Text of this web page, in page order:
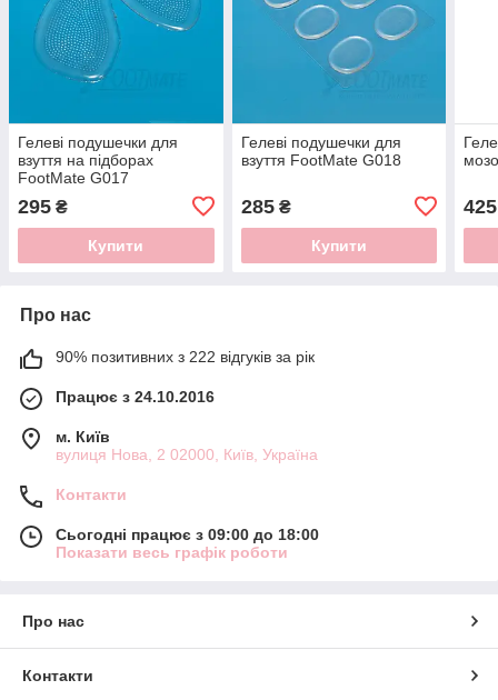
Гелеві подушечки для
взуття на підборах
FootMate G017
295 ₴
Купити
Гелеві подушечки для
взуття FootMate G018
285₴
Купити
425
Про нас
90% позитивних з 222 відгуків за рік
Працює з 24.10.2016
м. Київ
вулиця Нова, 2 02000, Київ, Україна
Контакти
Сьогодні працює з 09:00 до 18:00
Показати весь графік роботи
Про нас
Контакти